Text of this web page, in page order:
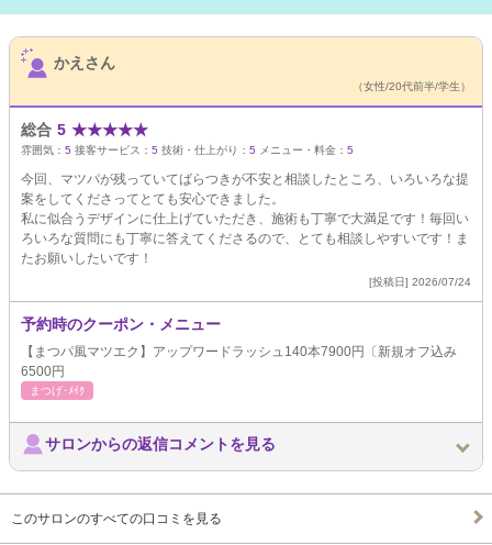
サロンPick Up
かえさん
（女性/20代前半/学生）
総合 5 ★★★★★
雰囲気： 5 接客サービス： 5 技術・仕上がり： 5 メニュー・料金： 5
今回、マツパが残っていてばらつきが不安と相談したところ、いろいろな提
案をしてくださってとても安心できました。
私に似合うデザインに仕上げていただき、施術も丁寧で大満足です！毎回い
ろいろな質問にも丁寧に答えてくださるので、とても相談しやすいです！ま
たお願いしたいです！
[投稿日] 2026/07/24
予約時のクーポン・メニュー
【まつパ風マツエク】アップワードラッシュ140本7900円〔新規オフ込み
6500円
まつげ･ﾒｲｸ
サロンからの返信コメントを見る
このサロンのすべての口コミを見る